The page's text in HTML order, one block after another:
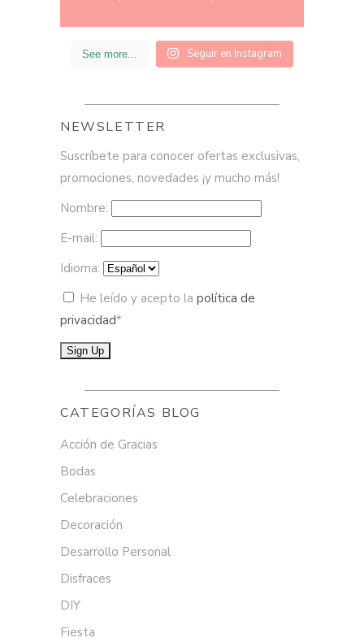
See more... Seguir en Instagram
NEWSLETTER
Suscríbete para conocer ofertas exclusivas,
promociones, novedades ¡y mucho más!
Nombre:
E-mail:
Idioma:
He leído y acepto la política de
privacidad*
CATEGORÍAS BLOG
Acción de Gracias
Bodas
Celebraciones
Decoración
Desarrollo Personal
Disfraces
DIY
Fiesta